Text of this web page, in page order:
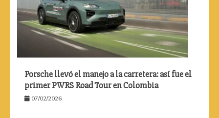
Porsche llevó el manejo a la carretera: así fue el
primer PWRS Road Tour en Colombia
07/02/2026